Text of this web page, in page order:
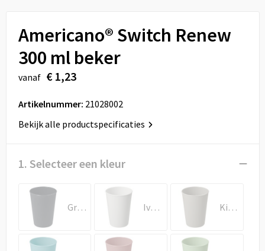
Veiligheid, Auto en Fiets
Vrije tijd en Strand
Aanstekers
Rugzakken
Schoenentassen
Sporttassen
Autotassen
Reistassensets
Americano® Switch Renew
300 ml beker
vanaf € 1,23
Artikelnummer: 21028002
Bekijk alle productspecificaties
1. Selecteer een kleur
Graniet Ivoorwit Kiezelgrijs